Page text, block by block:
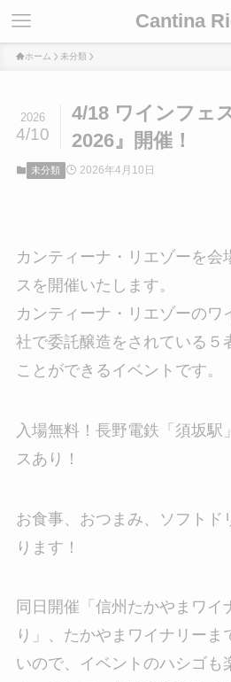
Cantina
ホーム 未分類
4/18 ワインフェ
2026』開催！
2026
4/10
未分類 2026年4月10日
カンティーナ・リエゾーを会
スを開催いたします。
カンティーナ・リエゾーのワ
社で委託醸造をされている５
ことができるイベントです。
入場無料！長野電鉄「須坂駅
スあり！
お食事、おつまみ、ソフトド
ります！
同日開催「信州たかやまワ
り」、たかやまワイナリーま
いので、イベントのハシゴも